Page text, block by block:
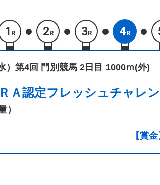
1 R 2R 3R 4R
第4回 門別競馬 2日目 1000ｍ(外)
Ａ認定フレッシュチャレ
）
【賞金